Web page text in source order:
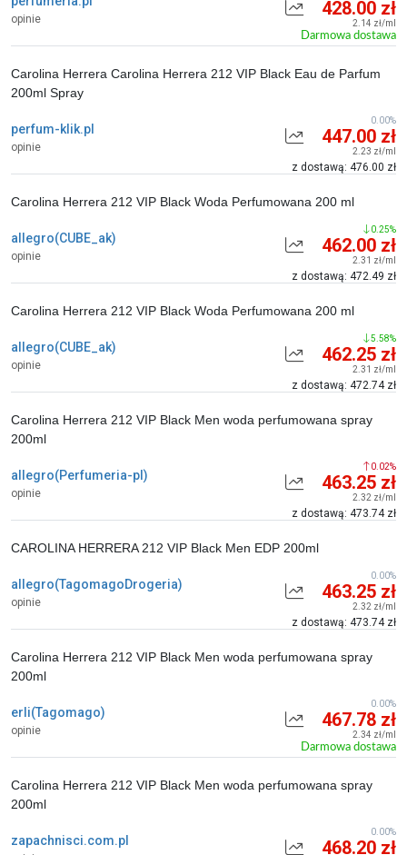
opinie 428.00 zł
2.14 zł/ml
Darmowa dostawa
perfum-klik.pl
opinie
Carolina Herrera Carolina Herrera 212 VIP Black Eau de Parfum
200ml Spray
447.00 zł
2.23 zł/ml
z dostawą: 476.00 zł
0.00%
allegro(CUBE_ak)
opinie
Carolina Herrera 212 VIP Black Woda Perfumowana 200 ml
462.00 zł
2.31 zł/ml
z dostawą: 472.49 zł
0.25%
allegro(CUBE_ak)
opinie
Carolina Herrera 212 VIP Black Woda Perfumowana 200 ml
462.25 zł
2.31 zł/ml
z dostawą: 472.74 zł
5.58%
allegro(Perfumeria-pl)
opinie
Carolina Herrera 212 VIP Black Men woda perfumowana spray
200ml
463.25 zł
2.32 zł/ml
z dostawą: 473.74 zł
0.02%
allegro(TagomagoDrogeria)
opinie
CAROLINA HERRERA 212 VIP Black Men EDP 200ml
463.25 zł
2.32 zł/ml
z dostawą: 473.74 zł
0.00%
erli(Tagomago)
opinie
Carolina Herrera 212 VIP Black Men woda perfumowana spray
200ml
467.78 zł
2.34 zł/ml
Darmowa dostawa
0.00%
zapachnisci.com.pl
Carolina Herrera 212 VIP Black Men woda perfumowana spray
200ml
468.20 zł
0.00%